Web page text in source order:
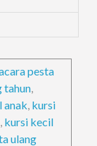
pesta
tahun,
anak, kursi
, kursi kecil
ulang